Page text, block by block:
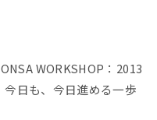
ONSA WORKSHOP：2013
日も、今日進める一歩